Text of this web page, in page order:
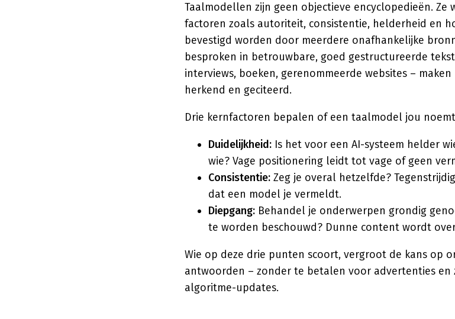
Taalmodellen zijn geen objectieve encyclopedieën. Ze
factoren zoals autoriteit, consistentie, helderheid en
bevestigd worden door meerdere onafhankelijke
besproken in betrouwbare, goed gestructureerde
interviews, boeken, gerenommeerde websites –
herkend en geciteerd.
Drie kernfactoren bepalen of een taalmodel jou
Duidelijkheid: Is het voor een AI-systeem helder
wie? Vage positionering leidt tot vage of geen
Consistentie: Zeg je overal hetzelfde?
dat een model je vermeldt.
Diepgang: Behandel je onderwerpen grondig
te worden beschouwd? Dunne content wordt
Wie op deze drie punten scoort, vergroot de kans op
antwoorden – zonder te betalen voor advertenties en
algoritme-updates.